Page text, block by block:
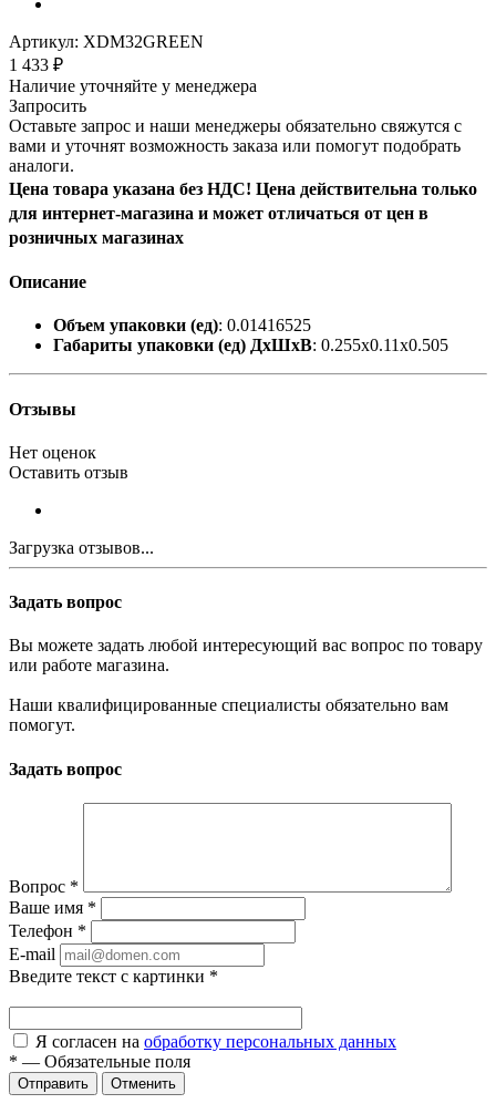
Артикул: XDM32GREEN
1 433 ₽
Наличие уточняйте у менеджера
Запросить
Оставьте запрос и наши менеджеры обязательно свяжутся с
вами и уточнят возможность заказа или помогут подобрать
аналоги.
Цена товара указана без НДС! Цена действительна только
для интернет-магазина и может отличаться от цен в
розничных магазинах
Описание
Объем упаковки (ед): 0.01416525
Габариты упаковки (ед) ДхШхВ: 0.255x0.11x0.505
Отзывы
Нет оценок
Оставить отзыв
Загрузка отзывов...
Задать вопрос
Вы можете задать любой интересующий вас вопрос по товару
или работе магазина.
Наши квалифицированные специалисты обязательно вам
помогут.
Задать вопрос
Вопрос *
Ваше имя *
Телефон *
E-mail
Введите текст с картинки *
Я согласен на обработку персональных данных
* — Обязательные поля
Отправить Отменить